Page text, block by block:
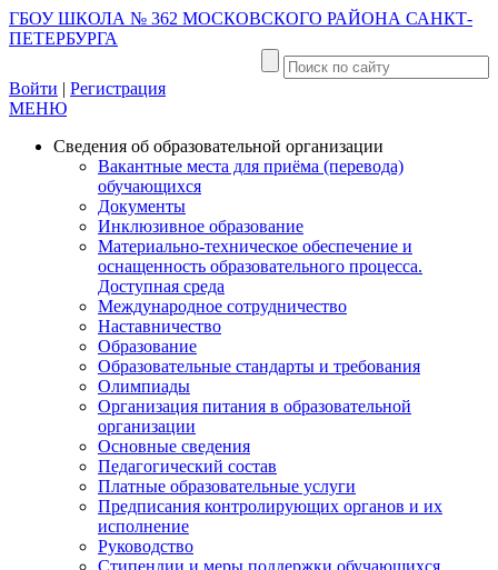
ГБОУ ШКОЛА № 362 МОСКОВСКОГО РАЙОНА САНКТ-
ПЕТЕРБУРГА
Войти | Регистрация
МЕНЮ
Сведения об образовательной организации
Вакантные места для приёма (перевода)
обучающихся
Документы
Инклюзивное образование
Материально-техническое обеспечение и
оснащенность образовательного процесса.
Доступная среда
Международное сотрудничество
Наставничество
Образование
Образовательные стандарты и требования
Олимпиады
Организация питания в образовательной
организации
Основные сведения
Педагогический состав
Платные образовательные услуги
Предписания контролирующих органов и их
исполнение
Руководство
Стипендии и меры поддержки обучающихся